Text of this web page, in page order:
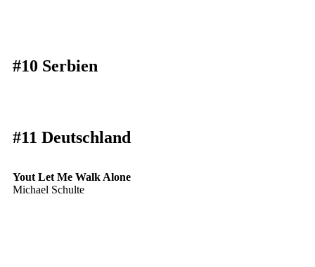
#10 Serbien
#11 Deutschland
Yout Let Me Walk Alone
Michael Schulte